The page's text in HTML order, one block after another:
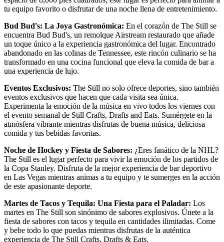
tu equipo favorito o disfrutar de una noche llena de entretenimiento.
Bud Bud's: La Joya Gastronómica: En el corazón de The Still se
encuentra Bud Bud's, un remolque Airstream restaurado que añade
un toque único a la experiencia gastronómica del lugar. Encontrado
abandonado en las colinas de Tennessee, este rincón culinario se ha
transformado en una cocina funcional que eleva la comida de bar a
una experiencia de lujo.
Eventos Exclusivos: The Still no solo ofrece deportes, sino también
eventos exclusivos que hacen que cada visita sea única.
Experimenta la emoción de la música en vivo todos los viernes con
el evento semanal de Still Crafts, Drafts and Eats. Sumérgete en la
atmósfera vibrante mientras disfrutas de buena música, deliciosa
comida y tus bebidas favoritas.
Noche de Hockey y Fiesta de Sabores: ¿Eres fanático de la NHL?
The Still es el lugar perfecto para vivir la emoción de los partidos de
la Copa Stanley. Disfruta de la mejor experiencia de bar deportivo
en Las Vegas mientras animas a tu equipo y te sumerges en la acción
de este apasionante deporte.
Martes de Tacos y Tequila: Una Fiesta para el Paladar: Los
martes en The Still son sinónimo de sabores explosivos. Únete a la
fiesta de sabores con tacos y tequila en cantidades ilimitadas. Come
y bebe todo lo que puedas mientras disfrutas de la auténtica
experiencia de The Still Crafts, Drafts & Eats.